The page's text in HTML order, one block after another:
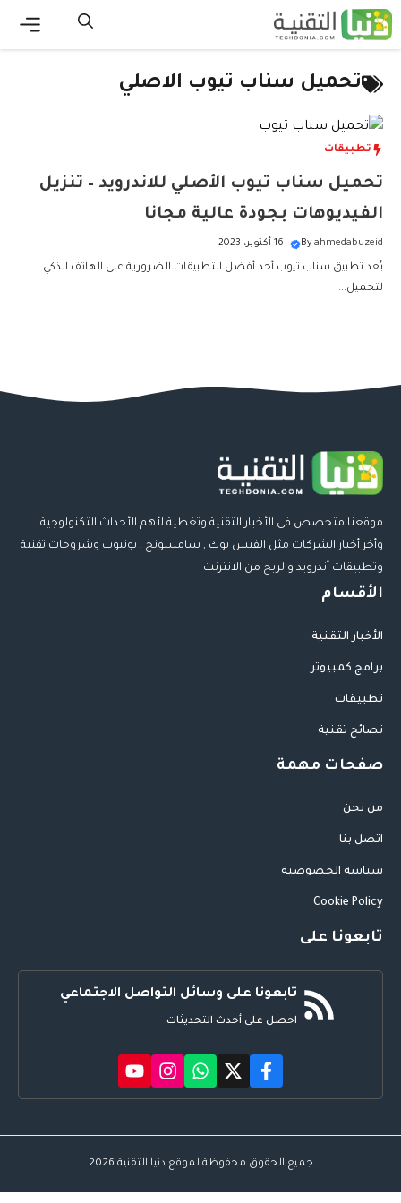
انتقل
إلى
تحميل سناب تيوب الاصلي
تطبيقات
تحميل سناب تيوب الأصلي للاندرويد – تنزيل
الفيديوهات بجودة عالية مجانا
Byahmedabuzeid
—16 أكتوبر، 2023
يُعد تطبيق سناب تيوب أحد أفضل التطبيقات الضرورية على الهاتف الذكي
لتحميل....
موقعنا متخصص فى الأخبار التقنية وتغطية لأهم الأحداث التكنولوجية
وأخر أخبار الشركات مثل الفيس بوك , سامسونج , يوتيوب وشروحات تقنية
وتطبيقات أندرويد والربح من الانترنت
الأقسام
الأخبار التقنية
برامج كمبيوتر
تطبيقات
نصائح تقنية
صفحات مهمة
من نحن
اتصل بنا
سياسة الخصوصية
Cookie Policy
تابعونا على
تابعونا على وسائل التواصل الاجتماعي
احصل على أحدث التحديثات
جميع الحقوق محفوظة لموقع دنيا التقنية 2026